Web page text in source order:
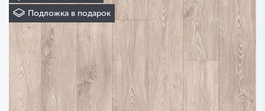
Подложка в подарок